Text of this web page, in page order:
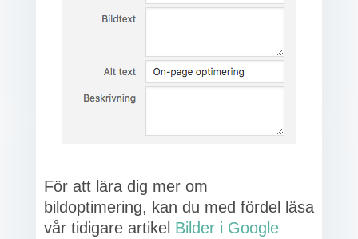
För att lära dig mer om
bildoptimering, kan du med fördel läsa
vår tidigare artikel Bilder i Google